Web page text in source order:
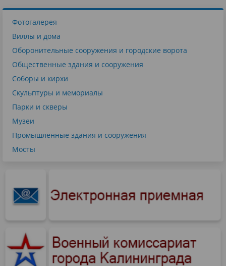
Фотогалерея
Виллы и дома
Оборонительные сооружения и городские ворота
Общественные здания и сооружения
Соборы и кирхи
Скульптуры и мемориалы
Парки и скверы
Музеи
Промышленные здания и сооружения
Мосты